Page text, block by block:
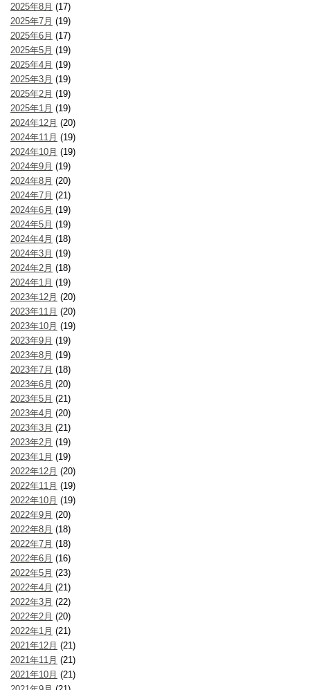
2025年8月 (17)
2025年7月 (19)
2025年6月 (17)
2025年5月 (19)
2025年4月 (19)
2025年3月 (19)
2025年2月 (19)
2025年1月 (19)
2024年12月 (20)
2024年11月 (19)
2024年10月 (19)
2024年9月 (19)
2024年8月 (20)
2024年7月 (21)
2024年6月 (19)
2024年5月 (19)
2024年4月 (18)
2024年3月 (19)
2024年2月 (18)
2024年1月 (19)
2023年12月 (20)
2023年11月 (20)
2023年10月 (19)
2023年9月 (19)
2023年8月 (19)
2023年7月 (18)
2023年6月 (20)
2023年5月 (21)
2023年4月 (20)
2023年3月 (21)
2023年2月 (19)
2023年1月 (19)
2022年12月 (20)
2022年11月 (19)
2022年10月 (19)
2022年9月 (20)
2022年8月 (18)
2022年7月 (18)
2022年6月 (16)
2022年5月 (23)
2022年4月 (21)
2022年3月 (22)
2022年2月 (20)
2022年1月 (21)
2021年12月 (21)
2021年11月 (21)
2021年10月 (21)